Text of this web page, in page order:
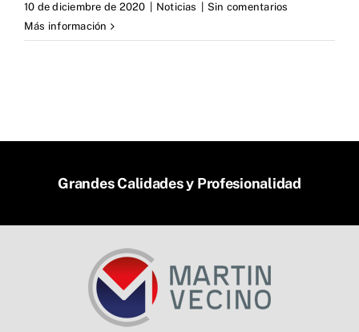
10 de diciembre de 2020 Noticias
Sin comentarios
Más información
Grandes Calidades y Profesionalidad